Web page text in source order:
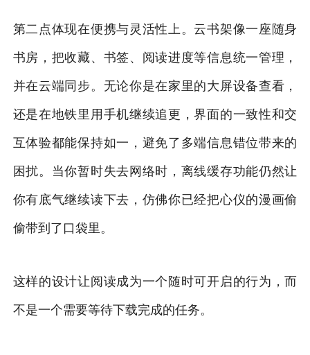
第二点体现在便携与灵活性上。云书架像一座随身
书房，把收藏、书签、阅读进度等信息统一管理，
并在云端同步。无论你是在家里的大屏设备查看，
还是在地铁里用手机继续追更，界面的一致性和交
互体验都能保持如一，避免了多端信息错位带来的
困扰。当你暂时失去网络时，离线缓存功能仍然让
你有底气继续读下去，仿佛你已经把心仪的漫画偷
偷带到了口袋里。
这样的设计让阅读成为一个随时可开启的行为，而
不是一个需要等待下载完成的任务。